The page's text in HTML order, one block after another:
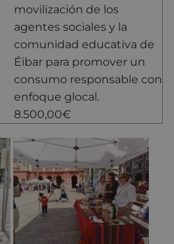
movilización de los
agentes sociales y la
comunidad educativa de
Éibar para promover un
consumo responsable con
enfoque glocal.
8.500,00€